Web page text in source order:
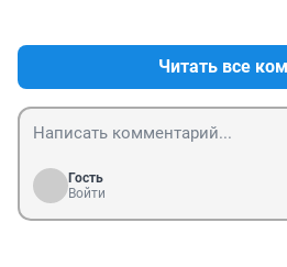
Читать все
Гость
Войти